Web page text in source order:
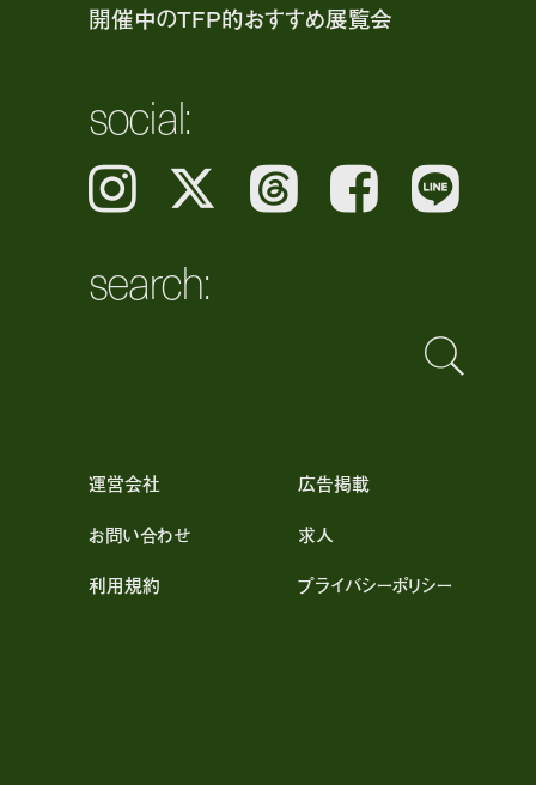
開催中のTFP的おすすめ展覧会
social:
Instagram 𝕏 Threads Facebook LINE
search:
運営会社
広告掲載
お問い合わせ
求人
利用規約 プライバシーポリシー